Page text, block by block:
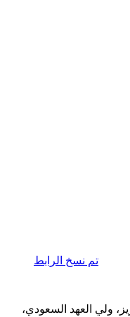
تم نسخ الرابط
ولي العهد السعودي،